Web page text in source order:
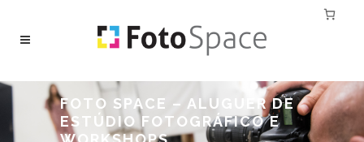
FOTO SPACE – ALUGUER DE
ESTÚDIO FOTOGRÁFICO E